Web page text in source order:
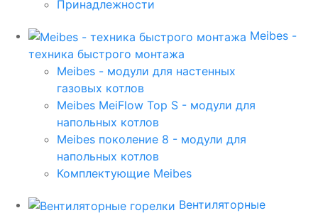
Принадлежности
Meibes -
техника быстрого монтажа
Meibes - модули для настенных
газовых котлов
Meibes MeiFlow Top S - модули для
напольных котлов
Meibes поколение 8 - модули для
напольных котлов
Комплектующие Meibes
Вентиляторные